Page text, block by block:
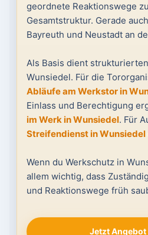
geordnete Reaktionswege
Gesamtstruktur. Gerade
Bayreuth und Neustadt an
Als Basis dient
Wunsiedel. Für die
Abläufe am Werkstor in
Einlass und Berechtigung
im Werk in Wunsiedel. Für
Streifendienst in Wunsiedel
Wenn du Werkschutz in
allem wichtig, dass
und Reaktionswege früh
Jetzt